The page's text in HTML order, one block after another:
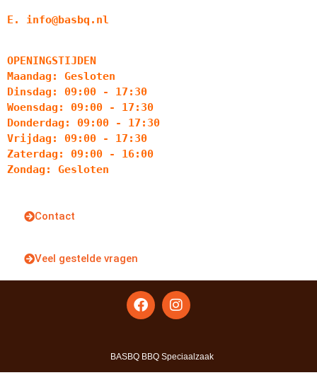
E. info@basbq.nl
OPENINGSTIJDEN
Maandag: Gesloten
Dinsdag: 09:00 - 17:30
Woensdag: 09:00 - 17:30
Donderdag: 09:00 - 17:30
Vrijdag: 09:00 - 17:30
Zaterdag: 09:00 - 16:00
Zondag: Gesloten
Contact
Veel gestelde vragen
BASBQ BBQ Speciaalzaak